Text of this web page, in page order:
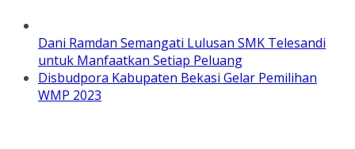
Dani Ramdan Semangati Lulusan SMK Telesandi
untuk Manfaatkan Setiap Peluang
Disbudpora Kabupaten Bekasi Gelar Pemilihan
WMP 2023